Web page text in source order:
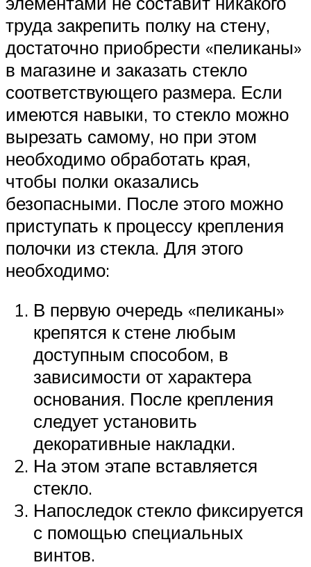
труда закрепить полку на стену,
достаточно приобрести «пеликаны»
в магазине и заказать стекло
соответствующего размера. Если
имеются навыки, то стекло можно
вырезать самому, но при этом
необходимо обработать края,
чтобы полки оказались
безопасными. После этого можно
приступать к процессу крепления
полочки из стекла. Для этого
необходимо:
В первую очередь «пеликаны»
крепятся к стене любым
доступным способом, в
зависимости от характера
основания. После крепления
следует установить
декоративные накладки.
На этом этапе вставляется
стекло.
Напоследок стекло фиксируется
с помощью специальных
винтов.